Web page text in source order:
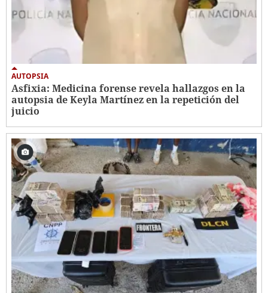
AUTOPSIA
Asfixia: Medicina forense revela hallazgos en la
autopsia de Keyla Martínez en la repetición del
juicio